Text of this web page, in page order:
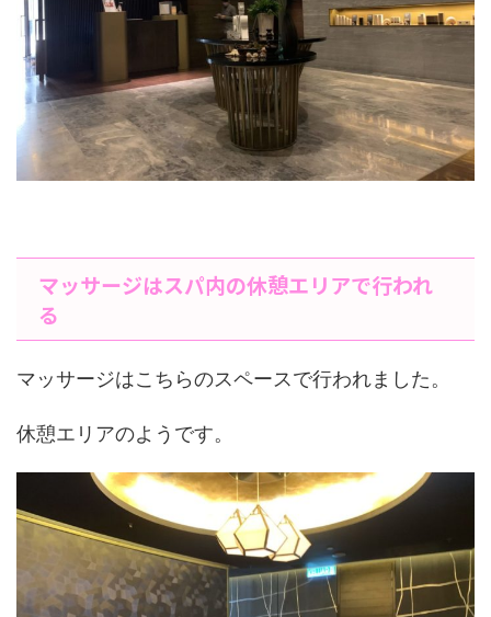
マッサージはスパ内の休憩エリアで行われ
る
マッサージはこちらのスペースで行われました。
休憩エリアのようです。